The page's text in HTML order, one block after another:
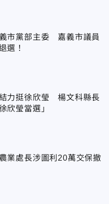
市黨部主委 嘉義市議員
選！
力挺徐欣瑩 楊文科縣長
欣瑩當選」
業處長涉圖利20萬交保撤